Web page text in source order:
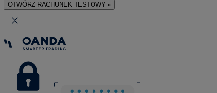
OTWÓRZ RACHUNEK TESTOWY »